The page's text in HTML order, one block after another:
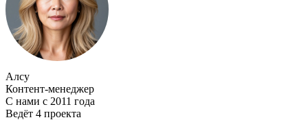
Алсу
Контент-менеджер
С нами с 2011 года
Ведёт 4 проекта